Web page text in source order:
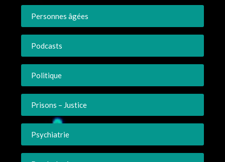
Personnes âgées
Podcasts
Politique
Prisons – Justice
Psychiatrie